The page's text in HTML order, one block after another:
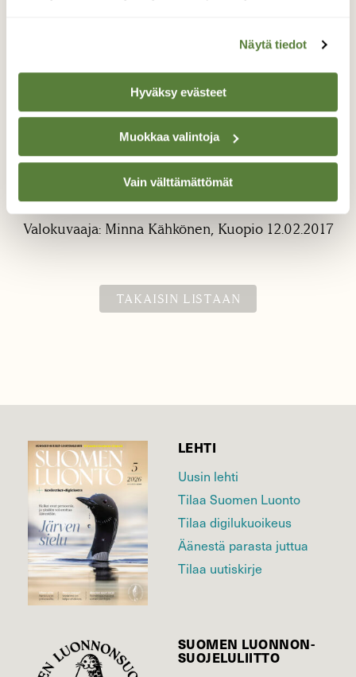
Näytä tiedot
Hyväksy evästeet
Muokkaa valintoja
Vain välttämättömät
Varpuspöllö
Tälläinen hurja saalistaja - pieni varpuspöllö,
vaani pikkulintuja lintulaudan läheisyydessä.
Valokuvaaja: Minna Kähkönen, Kuopio 12.02.2017
TAKAISIN LISTAAN
LEHTI
Uusin lehti
Tilaa Suomen Luonto
Tilaa digilukuoikeus
Äänestä parasta juttua
Tilaa uutiskirje
SUOMEN LUONNON­
SUOJELU­LIITTO